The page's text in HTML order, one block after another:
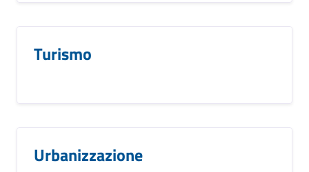
Turismo
Urbanizzazione